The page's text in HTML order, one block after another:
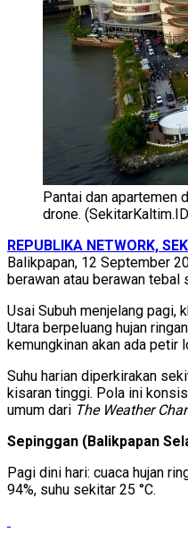
Pantai dan apartemen
drone.
REPUBLIKA NETWORK,
Balikpapan, 12 September
berawan atau berawan tebal
Usai Subuh menjelang pagi,
Utara berpeluang hujan
kemungkinan akan ada petir
Suhu harian diperkirakan
kisaran tinggi. Pola ini
umum dari The Weather
Sepinggan (Balikpapan
Pagi dini hari: cuaca hujan
94%, suhu sekitar 25 °C.